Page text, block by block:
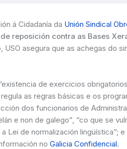
á Cidadanía da Unión Sindical
reposición contra as Bases
USO asegura que as achegas do
de exercicios
as regras básicas e os
dos funcionarios de
e non de galego”, “co que se
Lei de normalización lingüística”; e
no Galicia Confidencial.